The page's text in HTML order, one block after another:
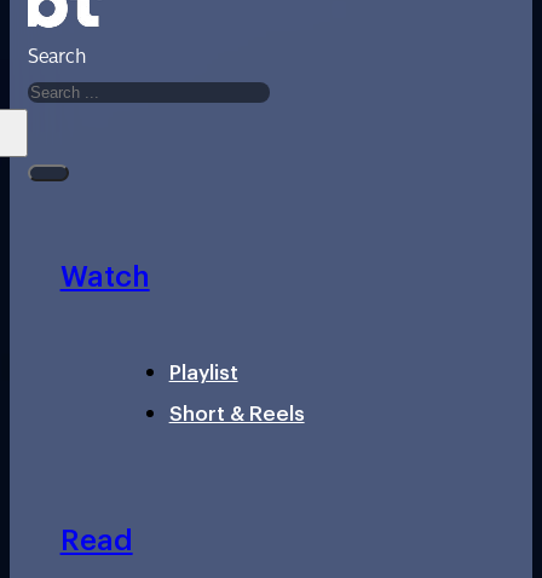
Search
Watch
Playlist
Short & Reels
Read